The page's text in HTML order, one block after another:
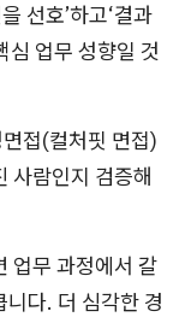
선호’하고‘결과
심 업무 성향일 것
접(컬처핏 면접)
사람인지 검증해
업무 과정에서 갈
다. 더 심각한 경